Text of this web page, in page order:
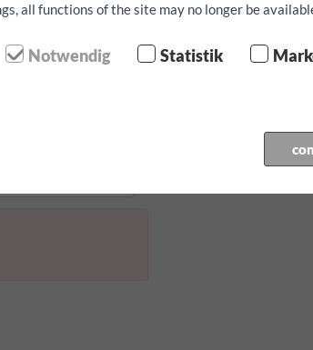
all functions of the site may no longer be
Notwendig Statistik